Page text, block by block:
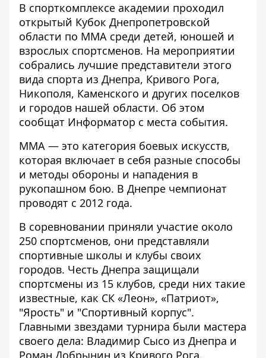
В спорткомплексе академии проходил
открытый Кубок Днепропетровской
области по ММА среди детей, юношей и
взрослых спортсменов. На мероприятии
собрались лучшие представители этого
вида спорта из Днепра, Кривого Рога,
Никополя, Каменского и других поселков
и городов нашей области. Об этом
сообщат Информатор с места события.
ММА — это категория боевых искусств,
которая включает в себя разные способы
и методы обороны и нападения в
рукопашном бою. В Днепре чемпионат
проводят с 2012 года.
В соревновании приняли участие около
250 спортсменов, они представляли
спортивные школы и клубы своих
городов. Честь Днепра защищали
спортсмены из 15 клубов, среди них такие
известные, как СК «Леон», «Патриот»,
"Ярость" и "Спортивный корпус".
Главными звездами турнира были мастера
своего дела: Владимир Сысо из Днепра и
Роман Добрынин из Кривого Рога.